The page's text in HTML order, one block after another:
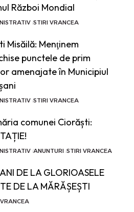
Război Mondial
STIRI VRANCEA
Misăilă: Menţinem
punctele de prim
amenajate în Municipiul
STIRI VRANCEA
comunei Ciorăști:
ANUNTURI STIRI VRANCEA
DE LA GLORIOASELE
DE LA MĂRĂȘEȘTI